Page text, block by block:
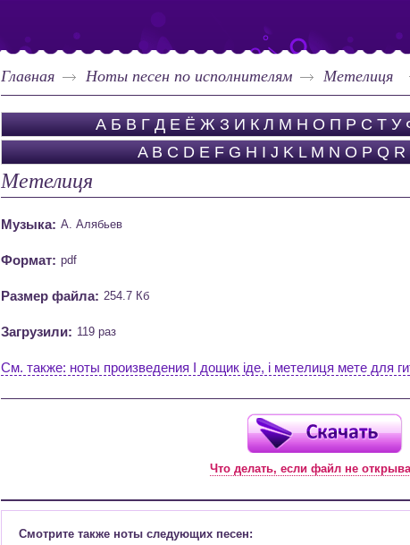
Главная Ноты песен по исполнителям Метелиця
А Б В Г Д Е Ё Ж З И К Л М Н О П Р С Т У
A B C D E F G H I J K L M N O P Q R
Метелиця
Музыка: А. Алябьев
Формат: pdf
Размер файла: 254.7 Кб
Загрузили: 119 раз
См. также: ноты произведения I дощик iде, i метелиця мете для
Что делать, если файл не
Смотрите также ноты следующих песен: